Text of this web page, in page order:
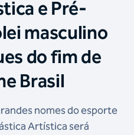
e Pré-
masculino
do fim de
Brasil
nomes do esporte
Artística será